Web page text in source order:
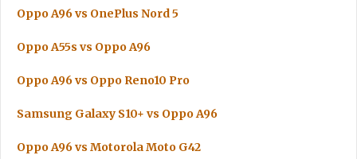
Oppo A96 vs OnePlus Nord 5
Oppo A55s vs Oppo A96
Oppo A96 vs Oppo Reno10 Pro
Samsung Galaxy S10+ vs Oppo A96
Oppo A96 vs Motorola Moto G42